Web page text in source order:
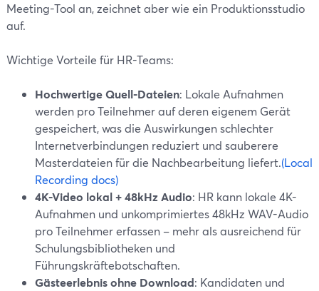
Meeting-Tool an, zeichnet aber wie ein Produktionsstudio
auf.
Wichtige Vorteile für HR-Teams:
Hochwertige Quell-Dateien: Lokale Aufnahmen
werden pro Teilnehmer auf deren eigenem Gerät
gespeichert, was die Auswirkungen schlechter
Internetverbindungen reduziert und sauberere
Masterdateien für die Nachbearbeitung liefert.(Local
Recording docs)
4K-Video lokal + 48kHz Audio: HR kann lokale 4K-
Aufnahmen und unkomprimiertes 48kHz WAV-Audio
pro Teilnehmer erfassen – mehr als ausreichend für
Schulungsbibliotheken und
Führungskräftebotschaften.
Gästeerlebnis ohne Download: Kandidaten und